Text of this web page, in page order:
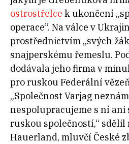
ostrostřelce k ukončení
operace“. Na válce v
prostřednictvím „svých
snajperskému řemeslu.
dodávala jeho firma v
pro ruskou Federální
„Společnost Varjag
nespolupracujeme s ní ani
ruskou společností,“ sdělil
Hauerland, mluvčí České